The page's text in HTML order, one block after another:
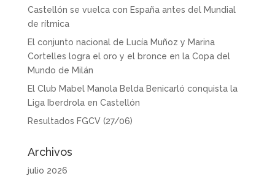
Castellón se vuelca con España antes del Mundial
de rítmica
El conjunto nacional de Lucía Muñoz y Marina
Cortelles logra el oro y el bronce en la Copa del
Mundo de Milán
El Club Mabel Manola Belda Benicarló conquista la
Liga Iberdrola en Castellón
Resultados FGCV (27/06)
Archivos
julio 2026